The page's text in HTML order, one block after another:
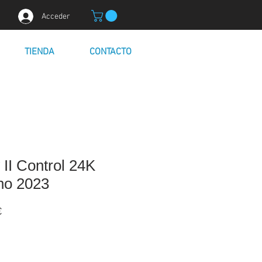
Acceder
TIENDA CONTACTO
Control 24K
2023
Precio